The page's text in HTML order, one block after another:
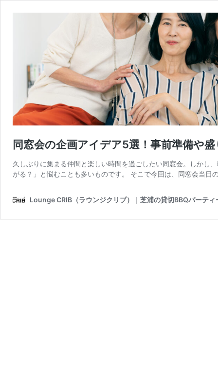
同窓会の企画アイデア5選！事前準備や
久しぶりに集まる仲間と楽しい時間を過ごしたい同窓会。しかし
がる？」と悩むことも多いものです。 そこで今回は、同窓会当
Lounge CRIB（ラウンジクリブ）｜芝浦の貸切BBQパーティ